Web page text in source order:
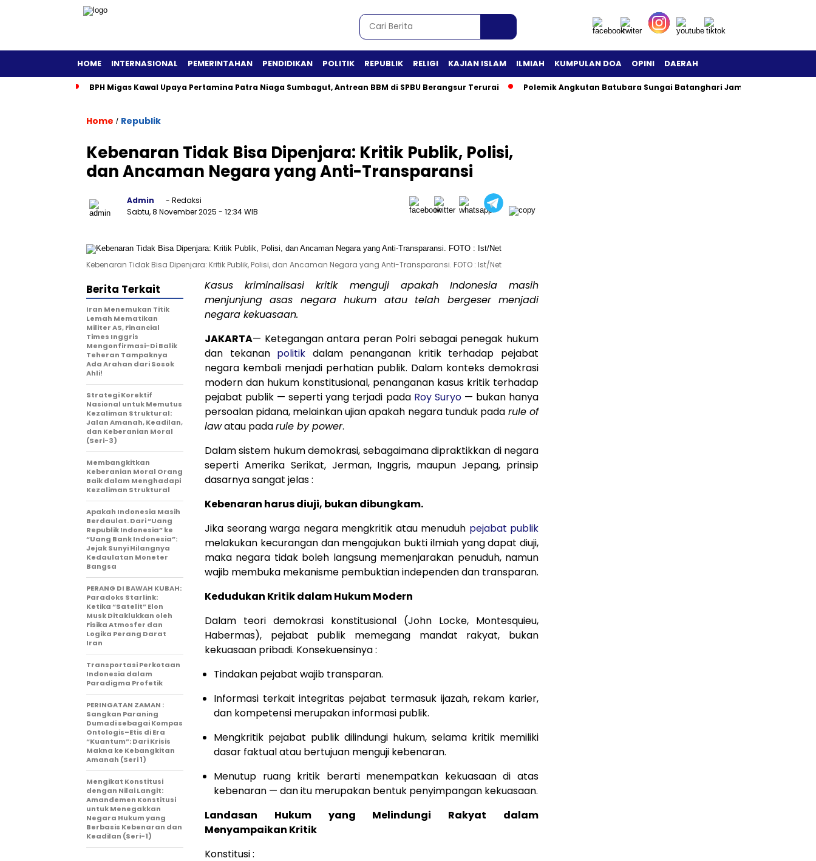
HOME INTERNASIONAL PEMERINTAHAN PENDIDIKAN POLITIK REPUBLIK RELIGI KAJIAN ISLAM ILMIAH KUMPULAN DOA OPINI DAERAH
BPH Migas Kawal Upaya Pertamina Patra Niaga Sumbagut, Antrean BBM di SPBU Berangsur Terurai Polemik Angkutan Batubara Sungai Batanghari Jambi Menjadi
Home / Republik
Kebenaran Tidak Bisa Dipenjara: Kritik Publik, Polisi,
dan Ancaman Negara yang Anti-Transparansi
Admin
- Redaksi
Sabtu, 8 November 2025 - 12:34 WIB
Kebenaran Tidak Bisa Dipenjara: Kritik Publik, Polisi, dan Ancaman Negara yang Anti-Transparansi. FOTO : Ist/Net
Kasus kriminalisasi kritik menguji apakah Indonesia masih
menjunjung asas negara hukum atau telah bergeser menjadi
negara kekuasaan.
JAKARTA— Ketegangan antara peran Polri sebagai penegak hukum
dan tekanan politik dalam penanganan kritik terhadap pejabat
negara kembali menjadi perhatian publik. Dalam konteks demokrasi
modern dan hukum konstitusional, penanganan kasus kritik terhadap
pejabat publik — seperti yang terjadi pada Roy Suryo— bukan hanya
persoalan pidana, melainkan ujian apakah negara tunduk padarule of
lawatau padarule by power.
Dalam sistem hukum demokrasi, sebagaimana dipraktikkan di negara
seperti Amerika Serikat, Jerman, Inggris, maupun Jepang, prinsip
dasarnya sangat jelas :
Kebenaran harus diuji, bukan dibungkam.
Jika seorang warga negara mengkritik atau menuduh pejabat publik
melakukan kecurangan dan mengajukan bukti ilmiah yang dapat diuji,
maka negara tidak boleh langsung memenjarakan penuduh, namun
wajib membuka mekanisme pembuktian independen dan transparan.
Kedudukan Kritik dalam Hukum Modern
Dalam teori demokrasi konstitusional (John Locke, Montesquieu,
Habermas), pejabat publik memegang mandat rakyat, bukan
kekuasaan pribadi. Konsekuensinya :
Tindakan pejabat wajib transparan.
Informasi terkait integritas pejabat termasuk ijazah, rekam karier,
dan kompetensi merupakan informasi publik.
Mengkritik pejabat publik dilindungi hukum, selama kritik memiliki
dasar faktual atau bertujuan menguji kebenaran.
Menutup ruang kritik berarti menempatkan kekuasaan di atas
kebenaran — dan itu merupakan bentuk penyimpangan kekuasaan.
Landasan Hukum yang Melindungi Rakyat dalam
Menyampaikan Kritik
Konstitusi :
Berita Terkait
Iran Menemukan Titik
Lemah Mematikan
Militer AS, Financial
Times Inggris
Mengonfirmasi-Di Balik
Teheran Tampaknya
Ada Arahan dari Sosok
Ahli!
Strategi Korektif
Nasional untuk Memutus
Kezaliman Struktural:
Jalan Amanah, Keadilan,
dan Keberanian Moral
(Seri-3)
Membangkitkan
Keberanian Moral Orang
Baik dalam Menghadapi
Kezaliman Struktural
Apakah Indonesia Masih
Berdaulat. Dari “Uang
Republik Indonesia” ke
“Uang Bank Indonesia”:
Jejak Sunyi Hilangnya
Kedaulatan Moneter
Bangsa
PERANG DI BAWAH KUBAH:
Paradoks Starlink:
Ketika “Satelit” Elon
Musk Ditaklukkan oleh
Fisika Atmosfer dan
Logika Perang Darat
Iran
Transportasi Perkotaan
Indonesia dalam
Paradigma Profetik
PERINGATAN ZAMAN :
Sangkan Paraning
Dumadi sebagai Kompas
Ontologis–Etis di Era
“Kuantum”: Dari Krisis
Makna ke Kebangkitan
Amanah (Seri 1)
Mengikat Konstitusi
dengan Nilai Langit:
Amandemen Konstitusi
untuk Menegakkan
Negara Hukum yang
Berbasis Kebenaran dan
Keadilan (Seri-1)